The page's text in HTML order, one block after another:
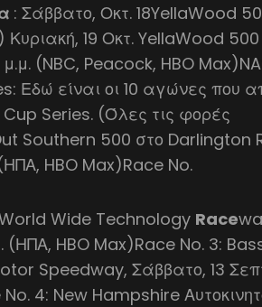
: Σάββατο, Οκτ. 18YellaWood
Κυριακή, 19 Οκτ. YellaWood
(NBC, Peacock, HBO
Εδώ είναι οι 10 αγώνες που
Series. (Όλες τις φορές
Southern 500 στο Darlington
HBO Max)Race No.
Wide Technology Race
(ΗΠΑ, HBO Max)Race No. 3:
Speedway, Σάββατο, 13
4: New Hampshire